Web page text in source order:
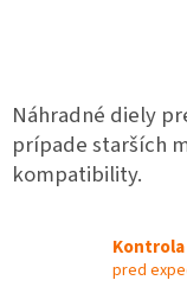
Náhradné diely
prípade starších
kompatibility.
pred